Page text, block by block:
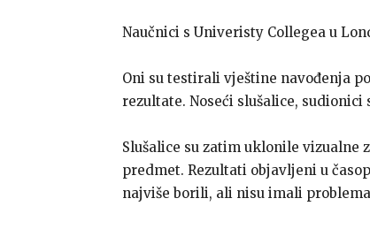
Naučnici s Univeristy Collegea u
Oni su testirali vještine navođenja
rezultate. Noseći slušalice,
Slušalice su zatim uklonile vizualne
predmet. Rezultati objavljeni u
najviše borili, ali nisu imali